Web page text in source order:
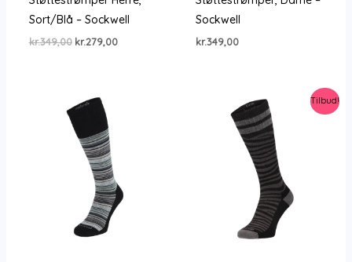
Sort/Blå – Sockwell
kr.349,00 Den
kr.279,00Den
Sockwell
kr.349,00
Tilbud!